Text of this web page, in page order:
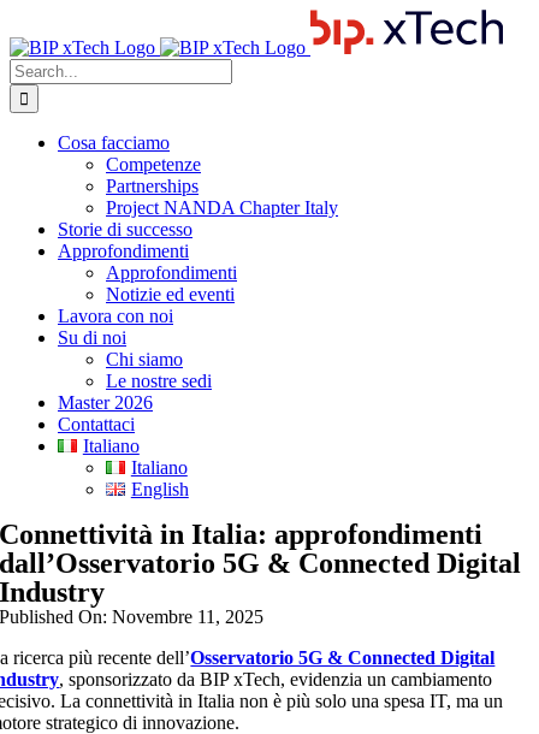
to
content
Search
for:
Cosa facciamo
Competenze
Partnerships
Project NANDA Chapter Italy
Storie di successo
Approfondimenti
Approfondimenti
Notizie ed eventi
Lavora con noi
Su di noi
Chi siamo
Le nostre sedi
Master 2026
Contattaci
Italiano
Italiano
English
Connettività in Italia: approfondimenti
dall’Osservatorio 5G & Connected Digital
Industry
Published On: Novembre 11, 2025
ricerca più recente dell’Osservatorio 5G & Connected Digital
, sponsorizzato da BIP xTech, evidenzia un cambiamento
La connettività in Italia non è più solo una spesa IT, ma un
strategico di innovazione.